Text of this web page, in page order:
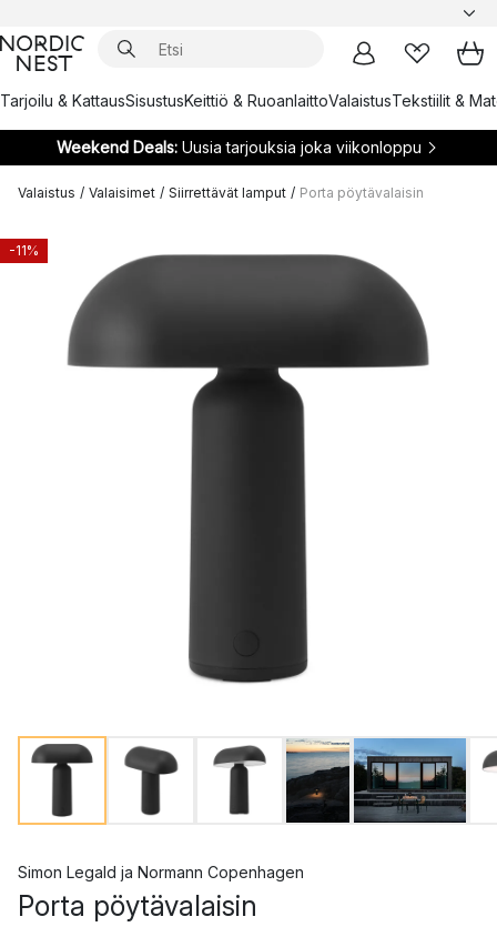
Tarjoilu & KattausSisustusKeittiö & RuoanlaittoValaistusTekstiilit &
Weekend Deals:Uusia tarjouksia joka viikonloppu
Valaistus / Valaisimet / Siirrettävät lamput / Porta pöytävalaisin
-11%
Simon Legald ja Normann Copenhagen
Porta pöytävalaisin